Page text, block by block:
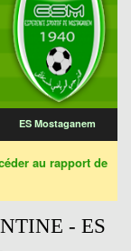
ES Mostaganem
au rapport de
- ES